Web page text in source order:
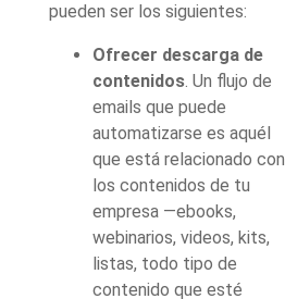
pueden ser los siguientes:
Ofrecer descarga de
contenidos. Un flujo de
emails que puede
automatizarse es aquél
que está relacionado con
los contenidos de tu
empresa —ebooks,
webinarios, videos, kits,
listas, todo tipo de
contenido que esté